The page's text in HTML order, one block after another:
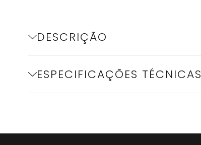
DESCRIÇÃO
ESPECIFICAÇÕES TÉCNICAS